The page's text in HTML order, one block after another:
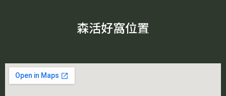
森活好窩位置